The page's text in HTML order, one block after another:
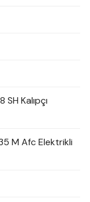
Kalıpçı
M Afc Elektrikli